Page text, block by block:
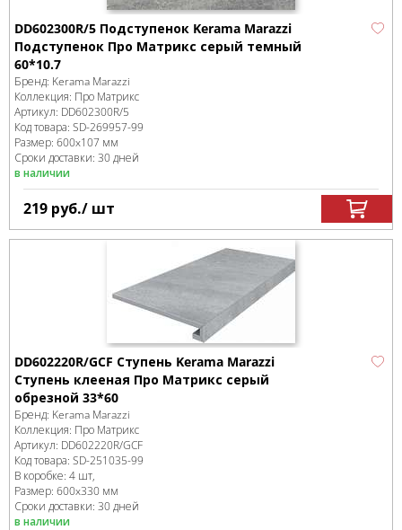
DD602300R/5 Подступенок Kerama Marazzi
Подступенок Про Матрикс серый темный
60*10.7
Бренд: Kerama Marazzi
Коллекция: Про Матрикс
Артикул: DD602300R/5
Код товара: SD-269957-99
Размер: 600x107 мм
Сроки доставки: 30 дней
в наличии
219 руб./ шт
DD602220R/GCF Ступень Kerama Marazzi
Ступень клееная Про Матрикс серый
обрезной 33*60
Бренд: Kerama Marazzi
Коллекция: Про Матрикс
Артикул: DD602220R/GCF
Код товара: SD-251035-99
В коробке: 4 шт,
Размер: 600x330 мм
Сроки доставки: 30 дней
в наличии